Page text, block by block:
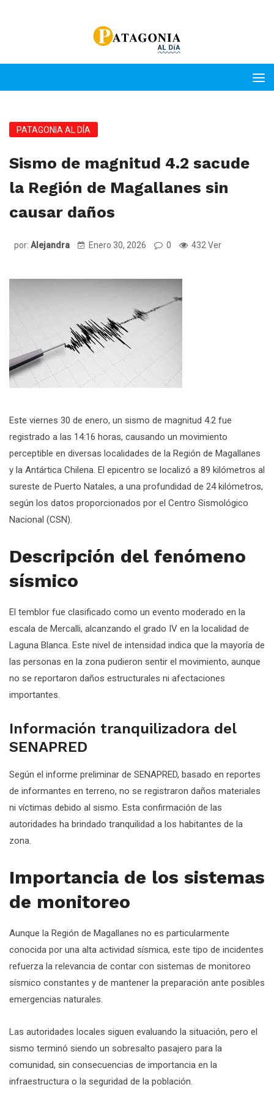
PATAGONIA AL DÍA
Sismo de magnitud 4.2 sacude
la Región de Magallanes sin
causar daños
por: Alejandra Enero 30, 2026 0 432 Ver
Este viernes 30 de enero, un sismo de magnitud 4.2 fue
registrado a las 14:16 horas, causando un movimiento
perceptible en diversas localidades de la Región de Magallanes
y la Antártica Chilena. El epicentro se localizó a 89 kilómetros al
sureste de Puerto Natales, a una profundidad de 24 kilómetros,
según los datos proporcionados por el Centro Sismológico
Nacional (CSN).
Descripción del fenómeno
sísmico
El temblor fue clasificado como un evento moderado en la
escala de Mercalli, alcanzando el grado IV en la localidad de
Laguna Blanca. Este nivel de intensidad indica que la mayoría de
las personas en la zona pudieron sentir el movimiento, aunque
no se reportaron daños estructurales ni afectaciones
importantes.
Información tranquilizadora del
SENAPRED
Según el informe preliminar de SENAPRED, basado en reportes
de informantes en terreno, no se registraron daños materiales
ni víctimas debido al sismo. Esta confirmación de las
autoridades ha brindado tranquilidad a los habitantes de la
zona.
Importancia de los sistemas
de monitoreo
Aunque la Región de Magallanes no es particularmente
conocida por una alta actividad sísmica, este tipo de incidentes
refuerza la relevancia de contar con sistemas de monitoreo
sísmico constantes y de mantener la preparación ante posibles
emergencias naturales.
Las autoridades locales siguen evaluando la situación, pero el
sismo terminó siendo un sobresalto pasajero para la
comunidad, sin consecuencias de importancia en la
infraestructura o la seguridad de la población.